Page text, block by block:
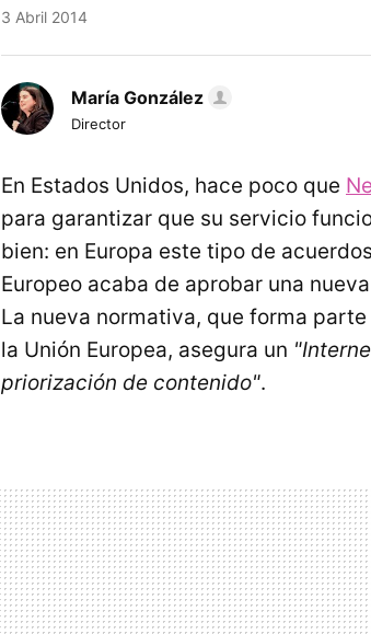
3 Abril 2014
María González
Director
En Estados Unidos, hace poco que
para garantizar que su servicio
bien: en Europa este tipo de
Europeo acaba de aprobar una
La nueva normativa, que forma
la Unión Europea, asegura un
priorización de contenido".